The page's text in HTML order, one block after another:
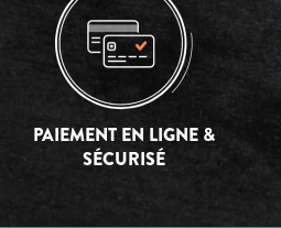
PAIEMENT EN LIGNE &
SÉCURISÉ